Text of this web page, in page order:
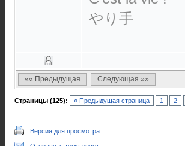
やり手
«« Предыдущая Следующая »»
Страницы (125): « Предыдущая страница 1 2
Версия для просмотра